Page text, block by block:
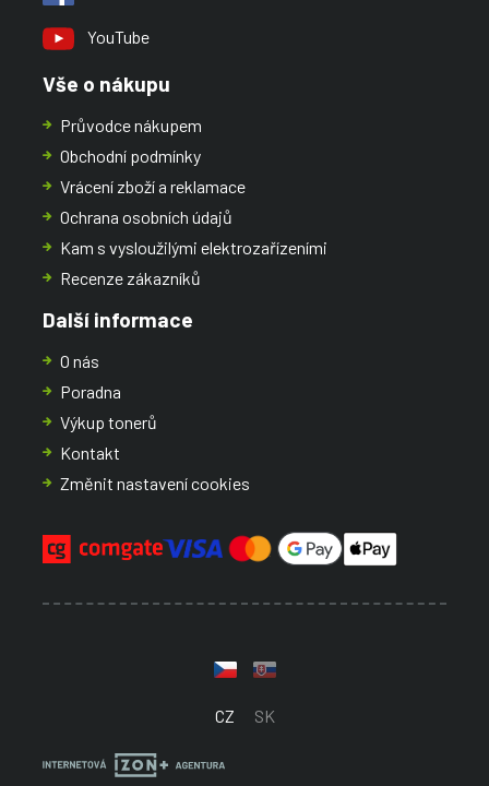
YouTube
Vše o nákupu
Průvodce nákupem
Obchodní podmínky
Vrácení zboží a reklamace
Ochrana osobních údajů
Kam s vysloužilými elektrozařízeními
Recenze zákazníků
Další informace
O nás
Poradna
Výkup tonerů
Kontakt
Změnit nastavení cookies
CZ SK